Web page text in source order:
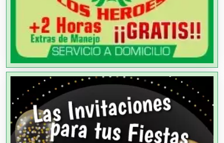
Ambulancias
Análisis Clínicos
Análisis de Aguas
Animadores de Eventos